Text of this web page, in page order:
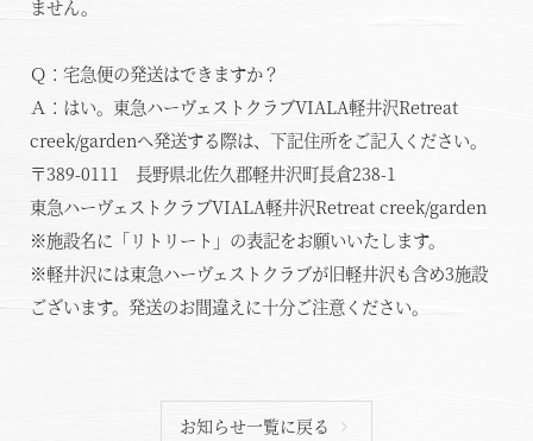
ません。
Ｑ：宅急便の発送はできますか？
Ａ：はい。東急ハーヴェストクラブVIALA軽井沢Retreat
creek/gardenへ発送する際は、下記住所をご記入ください。
〒389-0111 長野県北佐久郡軽井沢町長倉238-1
東急ハーヴェストクラブVIALA軽井沢Retreat creek/garden
※施設名に「リトリート」の表記をお願いいたします。
※軽井沢には東急ハーヴェストクラブが旧軽井沢も含め3施設
ございます。発送のお間違えに十分ご注意ください。
お知らせ一覧に戻る
空室状況のご確認はこちら
オンライン予約はこちら